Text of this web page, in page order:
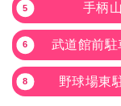
手柄
武道館前駐
野球場東